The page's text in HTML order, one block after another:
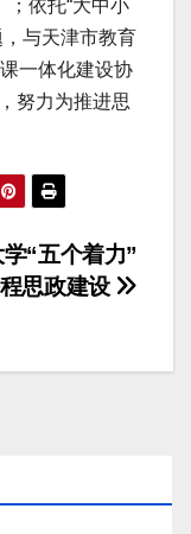
；依托“大中小
与天津市教育
一体化建设协
努力为推进思
“五个着力”
思政建设